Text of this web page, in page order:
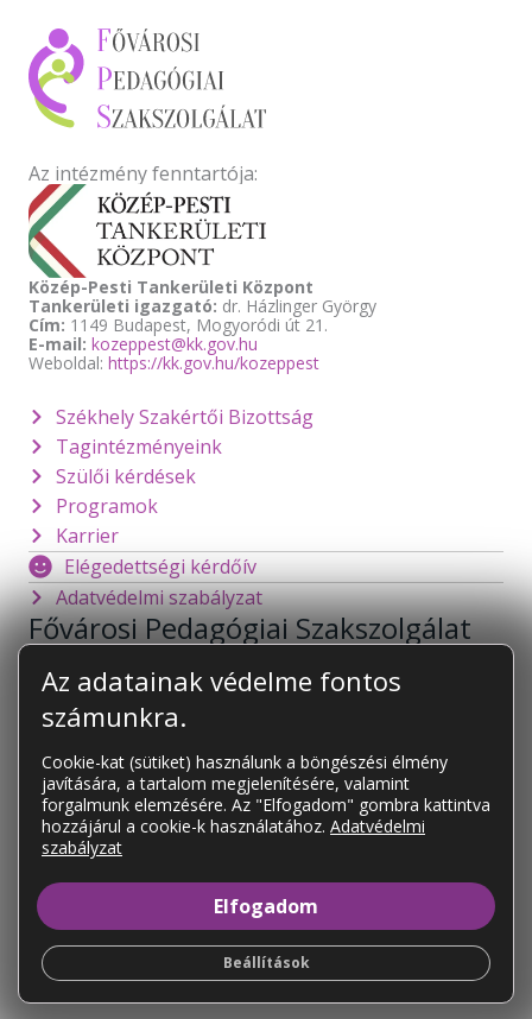
Az intézmény fenntartója:
Közép-Pesti Tankerületi Központ
Tankerületi igazgató: dr. Házlinger György
Cím: 1149 Budapest, Mogyoródi út 21.
E-mail: kozeppest@kk.gov.hu
Weboldal: https://kk.gov.hu/kozeppest
Székhely Szakértői Bizottság
Tagintézményeink
Szülői kérdések
Programok
Karrier
Elégedettségi kérdőív
Adatvédelmi szabályzat
Fővárosi Pedagógiai Szakszolgálat
1141 Budapest
Mogyoródi út 128.
foigazgato@fpsz.net
KAPCSOLAT
Tagintézményeink
Tagintézményeink elérhetőségei
Az adatainak védelme fontos
számunkra.
Cookie-kat (sütiket) használunk a böngészési élmény
javítására, a tartalom megjelenítésére, valamint
forgalmunk elemzésére. Az "Elfogadom" gombra kattintva
hozzájárul a cookie-k használatához. Adatvédelmi
szabályzat
Elfogadom
Beállítások